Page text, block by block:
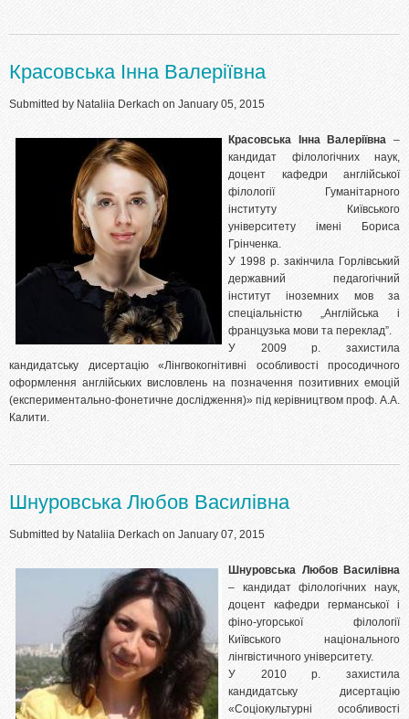
Красовська Інна Валеріївна
Submitted by Nataliia Derkach on January 05, 2015
Красовська Інна Валеріївна –
кандидат філологічних наук,
доцент кафедри англійської
філології Гуманітарного
інституту Київського
університету імені Бориса
Грінченка.
У 1998 р. закінчила Горлівський
державний педагогічний
інститут іноземних мов за
спеціальністю „Англійська і
французька мови та переклад”.
У 2009 р. захистила
кандидатську дисертацію «Лінгвокогнітивні особливості просодичного
оформлення англійських висловлень на позначення позитивних емоцій
(експериментально-фонетичне дослідження)» під керівництвом проф. А.А.
Калити.
Шнуровська Любов Василівна
Submitted by Nataliia Derkach on January 07, 2015
Шнуровська Любов Василівна
– кандидат філологічних наук,
доцент кафедри германської і
фіно-угорської філології
Київського національного
лінгвістичного університету.
У 2010 р. захистила
кандидатську дисертацію
«Соціокультурні особливості